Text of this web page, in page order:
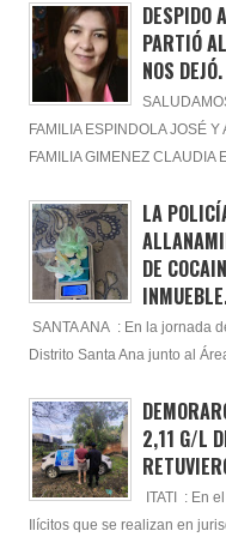
DESPIDO
PARTIÓ
NOS DEJÓ.
FAMILIA ESPINDOLA JOSÉ
FAMILIA GIMENEZ CLAUDIA
LA
DE
SANTA ANA : En la jornada
Distrito Santa Ana junto al
2,11 G/L
ITATI : En
Ilícitos que se realizan en